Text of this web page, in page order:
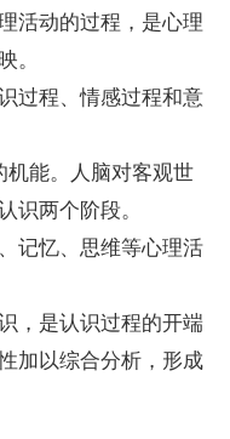
动的过程，是心理
程、情感过程和意
能。人脑对客观世
两个阶段。
忆、思维等心理活
是认识过程的开端
以综合分析，形成